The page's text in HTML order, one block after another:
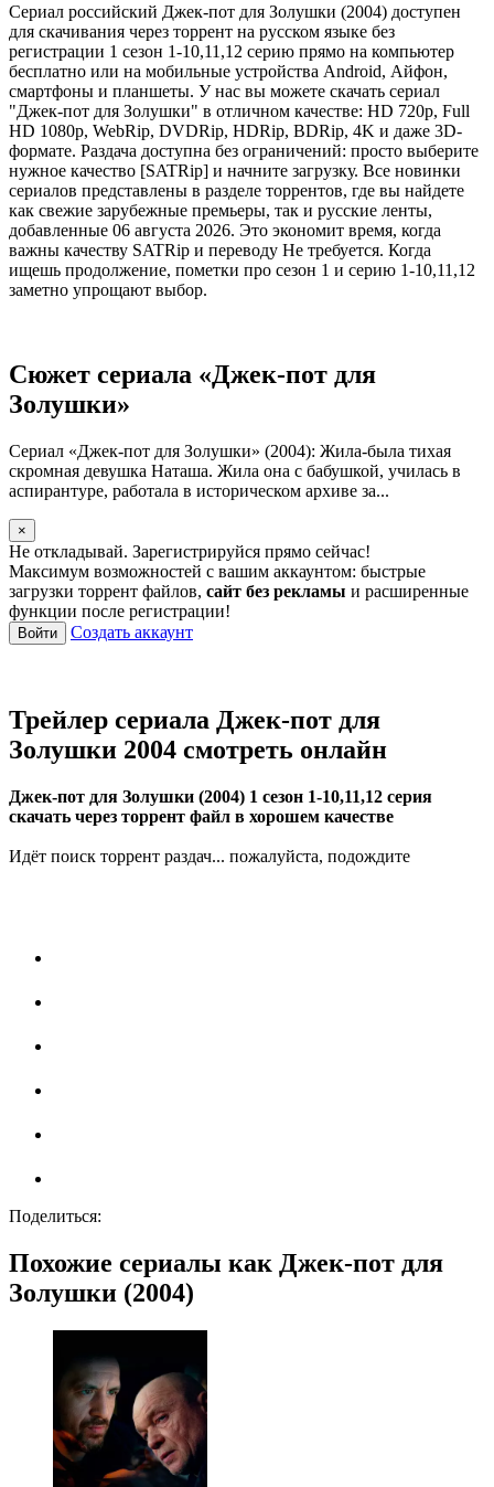
Сериал российский Джек-пот для Золушки (2004) доступен
для скачивания через торрент на русском языке без
регистрации 1 сезон 1-10,11,12 серию прямо на компьютер
бесплатно или на мобильные устройства Android, Айфон,
смартфоны и планшеты. У нас вы можете скачать сериал
"Джек-пот для Золушки" в отличном качестве: HD 720p, Full
HD 1080p, WebRip, DVDRip, HDRip, BDRip, 4K и даже 3D-
формате. Раздача доступна без ограничений: просто выберите
нужное качество [SATRip] и начните загрузку. Все новинки
сериалов представлены в разделе торрентов, где вы найдете
как свежие зарубежные премьеры, так и русские ленты,
добавленные 06 августа 2026. Это экономит время, когда
важны качеству SATRip и переводу Не требуется. Когда
ищешь продолжение, пометки про сезон 1 и серию 1-10,11,12
заметно упрощают выбор.
Сюжет сериала «Джек-пот для
Золушки»
Сериал «Джек-пот для Золушки» (2004): Жила-была тихая
скромная девушка Наташа. Жила она с бабушкой, училась в
аспирантуре, работала в историческом архиве за...
×
Не откладывай. Зарегистрируйся прямо сейчас!
Максимум возможностей с вашим аккаунтом: быстрые
загрузки торрент файлов, сайт без рекламы и расширенные
функции после регистрации!
Войти Создать аккаунт
Трейлер сериала Джек-пот для
Золушки 2004 смотреть онлайн
Джек-пот для Золушки (2004) 1 сезон 1-10,11,12 серия
скачать через торрент файл в хорошем качестве
Идёт поиск торрент раздач... пожалуйста, подождите
Поделиться:
Похожие сериалы как Джек-пот для
Золушки (2004)